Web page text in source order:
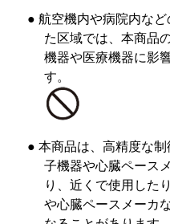
● 航空機内や病院内な
た区域では、本商品
機器や医療機器に影
す。
● 本商品は、高精度な
子機器や心臓ペース
り、近くで使用した
や心臓ペースメーカ